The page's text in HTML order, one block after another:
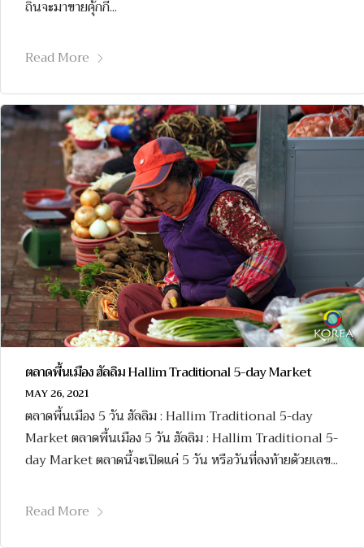
ถิ่นจะมาขายคุ้กกี้...
Read More
ตลาดพื้นเมือง ฮัลลิม Hallim Traditional 5-day Market
MAY 26, 2021
ตลาดพื้นเมือง 5 วัน ฮัลลิม : Hallim Traditional 5-day
Market ตลาดพื้นเมือง 5 วัน ฮัลลิม : Hallim Traditional 5-
day Market ตลาดนี้จะเปิดแค่ 5 วัน หรือวันที่ลงท้ายด้วยเลข...
Read More